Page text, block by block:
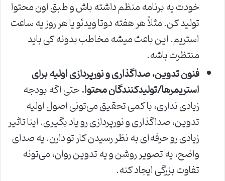
خودت یه برنامه منظم داشته باش و طبق اون محتوا
تولید کن. مثلاً هر هفته دوتا ویدئو یا هر روز یه ساعت
استریم. این باعث میشه مخاطب بدونه کی باید
منتظرت باشه.
فنون تدوین، صداگذاری و نورپردازی اولیه برای
استریمرها/تولیدکنندگان محتوا.حتی اگه بودجه
زیادی نداری، با کمی تحقیق می‌تونی اصول اولیه
تدوین، صداگذاری و نورپردازی رو یاد بگیری. اینا تاثیر
زیادی رو حرفه‌ای به نظر رسیدن کار تو دارن. یه صدای
واضح، یه تصویر روشن و یه تدوین روان، می‌تونه
تفاوت بزرگی ایجاد کنه.